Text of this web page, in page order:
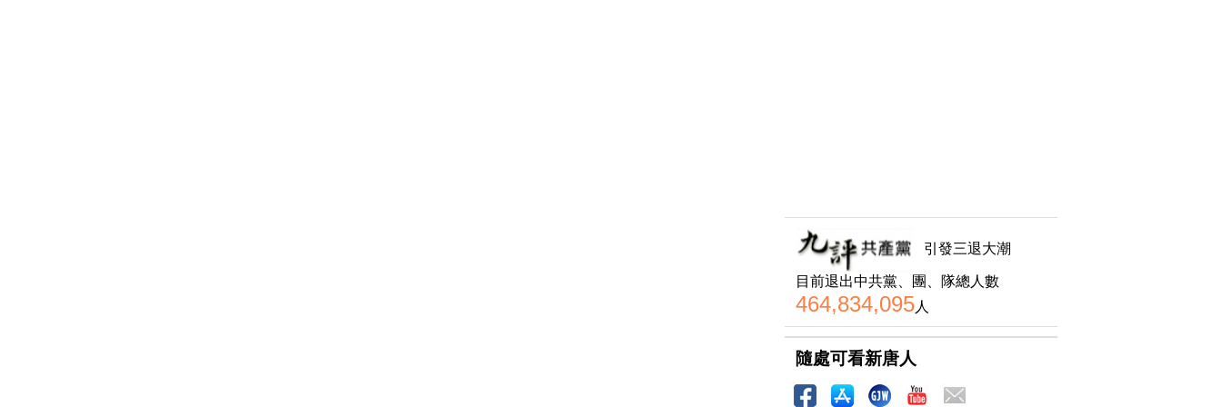
引發三退大潮
目前退出中共黨、團、隊總人數
464,834,095人
隨處可看新唐人